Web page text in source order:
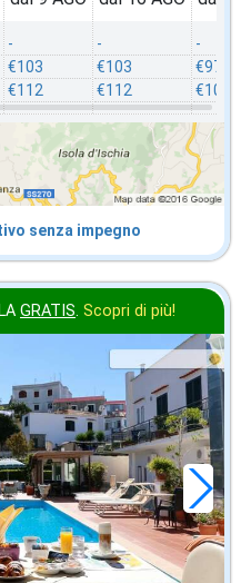
-
€103
€112
-
€103
€112
-
€97
€106
senza impegno
GRATIS. Scopri di più!